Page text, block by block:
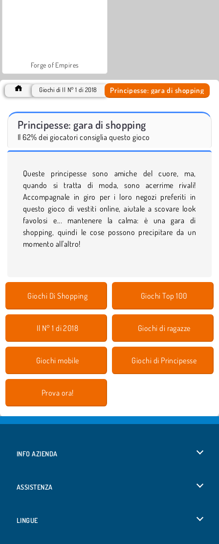
Forge of Empires
Giochi di Il N° 1 di 2018 Principesse: gara di shopping
Principesse: gara di shopping
Il 62% dei giocatori consiglia questo gioco
Queste principesse sono amiche del cuore, ma,
quando si tratta di moda, sono acerrime rivali!
Accompagnale in giro per i loro negozi preferiti in
questo gioco di vestiti online, aiutale a scovare look
favolosi e... mantenere la calma: è una gara di
shopping, quindi le cose possono precipitare da un
momento all'altro!
Giochi Di Shopping Giochi Top 100
Il N° 1 di 2018 Giochi di ragazze
Giochi mobile Giochi di Principesse
Prova ora!
INFO AZIENDA
ASSISTENZA
LINGUE